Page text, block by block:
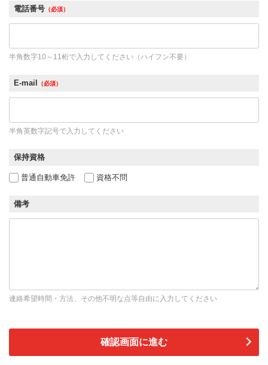
電話番号 （必須）
半角数字10～11桁で入力してください（ハイフン不要）
E-mail （必須）
半角英数字記号で入力してください
保持資格
普通自動車免許 資格不問
備考
連絡希望時間・方法、その他不明な点等自由に入力してください